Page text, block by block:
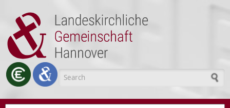
Search form